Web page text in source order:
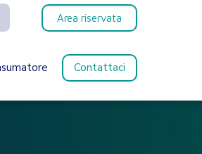
Area riservata
Contattaci